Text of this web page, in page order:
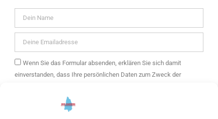
Wenn Sie das Formular absenden, erklären Sie sich damit
einverstanden, dass Ihre persönlichen Daten zum Zweck der
Angebote von mein Kaufering und weitere Themen verwendet
werden. Ihre Daten werden ausschließlich zur Versendung des